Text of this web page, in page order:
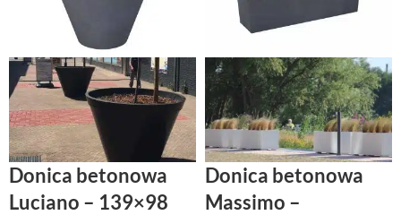
Donica betonowa
Luciano – 139×98
Donica betonowa
Massimo –